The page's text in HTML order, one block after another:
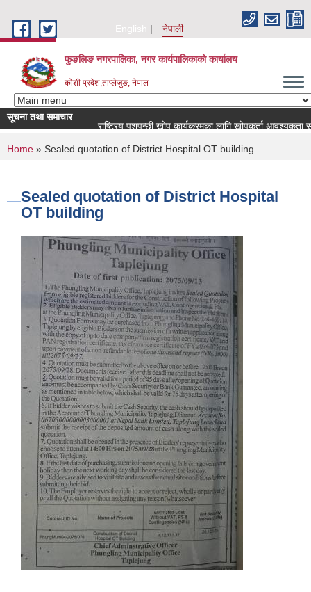
English
नेपाली
फुङलिङ नगरपालिका, नगर कार्यपालिकाको कार्यालय
कोशी प्रदेश,ताप्लेजुङ, नेपाल
सूचना तथा समाचार
राष्ट्रिय पशुपन्छी खोप कार्यक्रमका लागि खोपकर्ता आवश्यकता सम्बन्धी
You are here
Home » Sealed quotation of District Hospital OT building
Sealed quotation of District Hospital
OT building